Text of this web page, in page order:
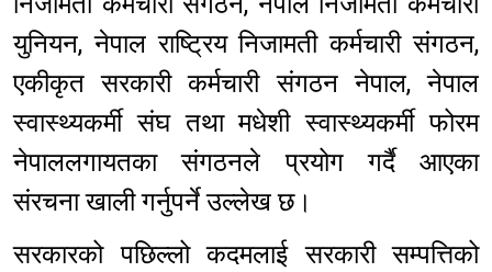
युनियन, नेपाल राष्ट्रिय निजामती कर्मचारी संगठन,
एकीकृत सरकारी कर्मचारी संगठन नेपाल, नेपाल
स्वास्थ्यकर्मी संघ तथा मधेशी स्वास्थ्यकर्मी फोरम
नेपाललगायतका संगठनले प्रयोग गर्दै आएका
संरचना खाली गर्नुपर्ने उल्लेख छ।
सरकारको पछिल्लो कदमलाई सरकारी सम्पत्तिको